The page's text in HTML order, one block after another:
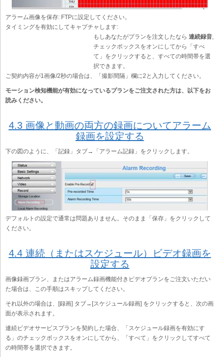
アラーム画像を保存: FTPに設定してください。
タイミングを有効にしてキャプチャします:
もしあなたがプランを注文したなら 連続録音,
チェックボックスをオンにしてから「すべ
て」をクリックすると、すべての時間帯を選
択できます。
ご契約内容が1画像/2秒の場合は、「撮影間隔」欄に2と入力してください。
モーション検知機能が有効になっているプランをご注文された方は、以下をお
読みください。
4.3 画像と動画の両方の録画についてアラーム
録画を設定する
下の図のように、「記録」タブ→「アラーム記録」をクリックします。
デフォルトの設定で通常は問題ありません。そのまま「保存」をクリックして
ください。
4.4 連続（またはスケジュール）ビデオ録画を
設定する
画像録画プラン、またはアラーム録画機能付きビデオプランをご注文いただい
た場合は、この手順はスキップしてください。
それ以外の場合は、[録画] タブ→[スケジュール録画] をクリックすると、次の画
面が表示されます。
連続ビデオサービスプランを契約した場合、「スケジュール録画を有効にす
る」のチェックボックスをオンにしてから、「すべて」をクリックしてすべて
の時間帯を選択できます。